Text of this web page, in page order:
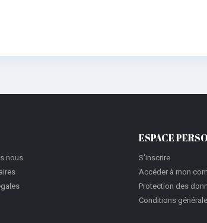
nous
ESPACE
S'inscrire
Accéder à mon
Protection des
Conditions